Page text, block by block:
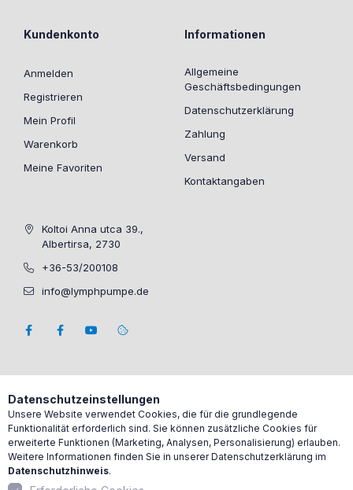
Kundenkonto
Anmelden
Registrieren
Mein Profil
Warenkorb
Meine Favoriten
Informationen
Allgemeine
Geschäftsbedingungen
Datenschutzerklärung
Zahlung
Versand
Kontaktangaben
Koltoi Anna utca 39.,
Albertirsa, 2730
+36-53/200108
info@lymphpumpe.de
Datenschutzeinstellungen
Unsere Website verwendet Cookies, die für die grundlegende
Funktionalität erforderlich sind. Sie können zusätzliche Cookies für
erweiterte Funktionen (Marketing, Analysen, Personalisierung) erlauben.
Weitere Informationen finden Sie in unserer Datenschutzerklärung im
Datenschutzhinweis.